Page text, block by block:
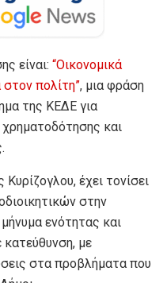
είναι: “Οικονομικά
πολίτη”, μια φράση
της ΚΕΔΕ για
και
έχει τονίσει
στην
ενότητας και
με
στα προβλήματα που